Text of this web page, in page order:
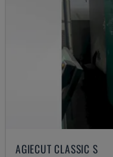
AGIECUT CLASSIC S